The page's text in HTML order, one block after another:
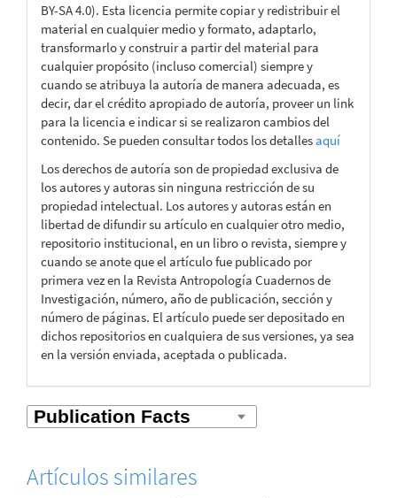
BY-SA 4.0). Esta licencia permite copiar y redistribuir el
material en cualquier medio y formato, adaptarlo,
transformarlo y construir a partir del material para
cualquier propósito (incluso comercial) siempre y
cuando se atribuya la autoría de manera adecuada, es
decir, dar el crédito apropiado de autoría, proveer un link
para la licencia e indicar si se realizaron cambios del
contenido. Se pueden consultar todos los detallesaquí
Los derechos de autoría son de propiedad exclusiva de
los autores y autoras sin ninguna restricción de su
propiedad intelectual. Los autores y autoras están en
libertad de difundir su artículo en cualquier otro medio,
repositorio institucional, en un libro o revista, siempre y
cuando se anote que el artículo fue publicado por
primera vez en la Revista Antropología Cuadernos de
Investigación, número, año de publicación, sección y
número de páginas. El artículo puede ser depositado en
dichos repositorios en cualquiera de sus versiones, ya sea
en la versión enviada, aceptada o publicada.
Artículos similares